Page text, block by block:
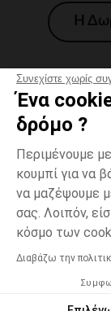
Συνεχίστε χωρίς
Ένα
δρόμο ?
Περιμένουμε
κουμπί για να
να μαζέψουμε
σας. Λοιπόν,
κόσμο των
Διαβάζω την
Μπέζ
Η
H Orchestra
μεσολάβησης της